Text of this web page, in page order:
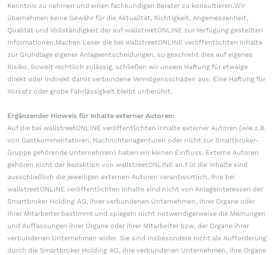
Kenntnis zu nehmen und einen fachkundigen Berater zu konsultieren.Wir
übernehmen keine Gewähr für die Aktualität, Richtigkeit, Angemessenheit,
Qualität und Vollständigkeit der auf wallstreetONLINE zur Verfügung gestellten
Informationen.Machen Leser die bei wallstreetONLINE veröffentlichten Inhalte
zur Grundlage eigener Anlageentscheidungen, so geschieht dies auf eigenes
Risiko. Soweit rechtlich zulässig, schließen wir unsere Haftung für etwaige
direkt oder indirekt damit verbundene Vermögensschäden aus. Eine Haftung für
Vorsatz oder grobe Fahrlässigkeit bleibt unberührt.
Ergänzender Hinweis für Inhalte externer Autoren:
Auf die bei wallstreetONLINE veröffentlichten Inhalte externer Autoren (wie z.B.
von Gastkommentatoren, Nachrichtenagenturen oder nicht zur Smartbroker-
Gruppe gehörende Unternehmen) haben wir keinen Einfluss. Externe Autoren
gehören nicht der Redaktion von wallstreetONLINE an.Für die Inhalte sind
ausschließlich die jeweiligen externen Autoren verantwortlich. Ihre bei
wallstreetONLINE veröffentlichten Inhalte sind nicht von Anlageinteressen der
Smartbroker Holding AG, ihrer verbundenen Unternehmen, ihrer Organe oder
ihrer Mitarbeiter bestimmt und spiegeln nicht notwendigerweise die Meinungen
und Auffassungen ihrer Organe oder ihrer Mitarbeiter bzw. der Organe ihrer
verbundenen Unternehmen wider. Sie sind insbesondere nicht als Aufforderung
durch die Smartbroker Holding AG, ihre verbundenen Unternehmen, ihre Organe